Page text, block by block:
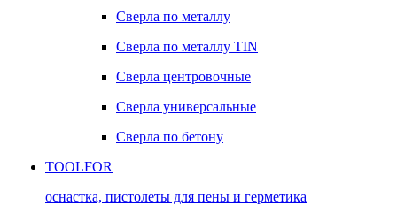
Сверла по металлу
Сверла по металлу TIN
Сверла центровочные
Сверла универсальные
Сверла по бетону
TOOLFOR
оснастка, пистолеты для пены и герметика